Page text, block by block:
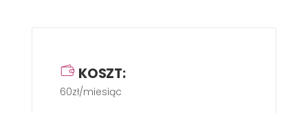
KOSZT:
60zł/miesiąc